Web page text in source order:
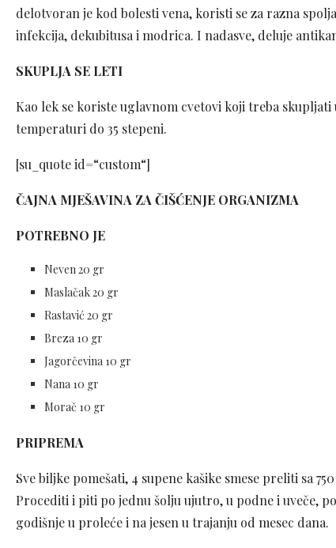
delotvoran je kod bolesti vena, koristi se za razna
infekcija, dekubitusa i modrica. I nadasve, deluje
SKUPLJA SE LETI
Kao lek se koriste uglavnom cvetovi koji treba
temperaturi do 35 stepeni.
[su_quote id=“custom“]
ČAJNA MJEŠAVINA ZA ČIŠĆENJE ORGANIZMA
POTREBNO JE
Neven 20 gr
Maslačak 20 gr
Rastavić 20 gr
Breza 10 gr
Jagorčevina 10 gr
Nana 10 gr
Morač 10 gr
PRIPREMA
Sve biljke pomešati, 4 supene kašike smese preliti sa
Procediti i piti po jednu šolju ujutro, u podne i uveče,
godišnje u proleće i na jesen u trajanju od mesec dana.